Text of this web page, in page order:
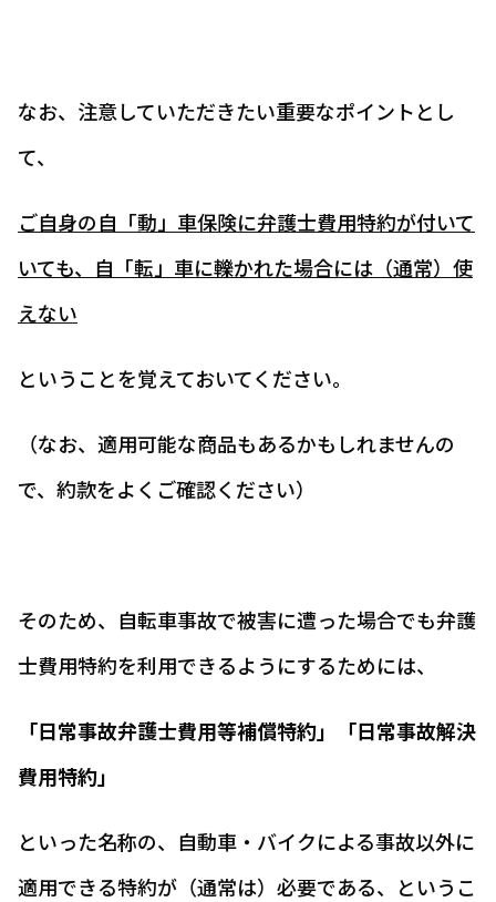
なお、注意していただきたい重要なポイントとし
て、
ご自身の自「動」車保険に弁護士費用特約が付いて
いても、自「転」車に轢かれた場合には（通常）使
えない
ということを覚えておいてください。
（なお、適用可能な商品もあるかもしれませんの
で、約款をよくご確認ください）
そのため、自転車事故で被害に遭った場合でも弁護
士費用特約を利用できるようにするためには、
「日常事故弁護士費用等補償特約」「日常事故解決
費用特約」
といった名称の、自動車・バイクによる事故以外に
適用できる特約が（通常は）必要である、というこ